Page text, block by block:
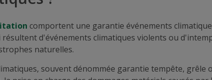
comportent une garantie événements
d'événements climatiques violents ou
naturelles.
souvent dénommée garantie tempête, grêle